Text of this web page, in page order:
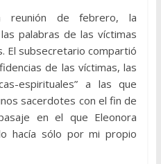
de febrero, la
palabras de las víctimas
El subsecretario compartió
de las víctimas, las
espirituales” a las que
sacerdotes con el fin de
en el que Eleonora
hacía sólo por mi propio